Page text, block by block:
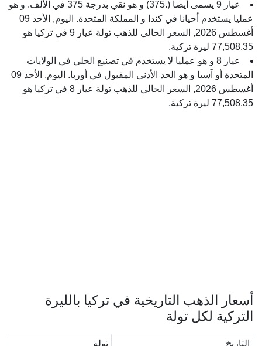
عيار 9 يسمى أيضا (.375) و هو نقي بدرجة 375 في الألف. و هو
عمليا يستخدم أحيانا في كندا و المملكة المتحدة. اليوم, الأحد 09
أغسطس 2026, السعر الحالي للذهب تولة عيار 9 في تركيا هو
77,508.35 ليرة تركية.
عيار 8 و هو عمليا لا يستخدم في تصنيع الحلي في الولايات
المتحدة أو آسيا و هو الحد الأدنى المقبول في أوربا. اليوم, الأحد 09
أغسطس 2026, السعر الحالي للذهب تولة عيار 8 في تركيا هو
77,508.35 ليرة تركية.
أسعار الذهب التاريخية في تركيا بالليرة
التركية لكل تولة
التاريخ
تولة